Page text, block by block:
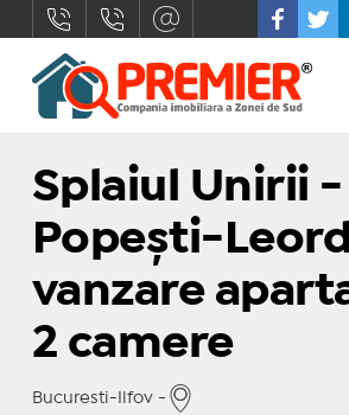
Splaiul Unirii -
Popești-
vanzare
2 camere
Bucuresti-Ilfov -